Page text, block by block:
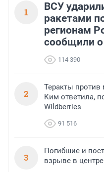
1
ВСУ
ракетами
регионам
сообщили
114 390
2
Теракты против
Ким ответила,
Wildberries
91 516
3
Погибшие и
взрыве в